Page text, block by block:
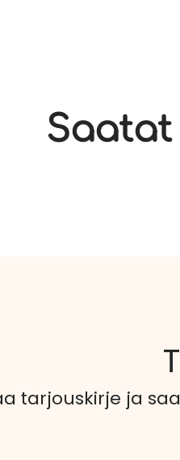
tarjouskirje ja